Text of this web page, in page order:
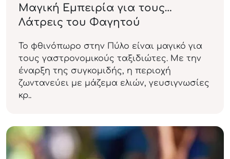
Μαγική Εμπειρία για τους
Λάτρεις του Φαγητού
Το φθινόπωρο στην Πύλο είναι μαγικό για
τους γαστρονομικούς ταξιδιώτες. Με την
έναρξη της συγκομιδής, η περιοχή
ζωντανεύει με μάζεμα ελιών, γευσιγνωσίες
κρ..